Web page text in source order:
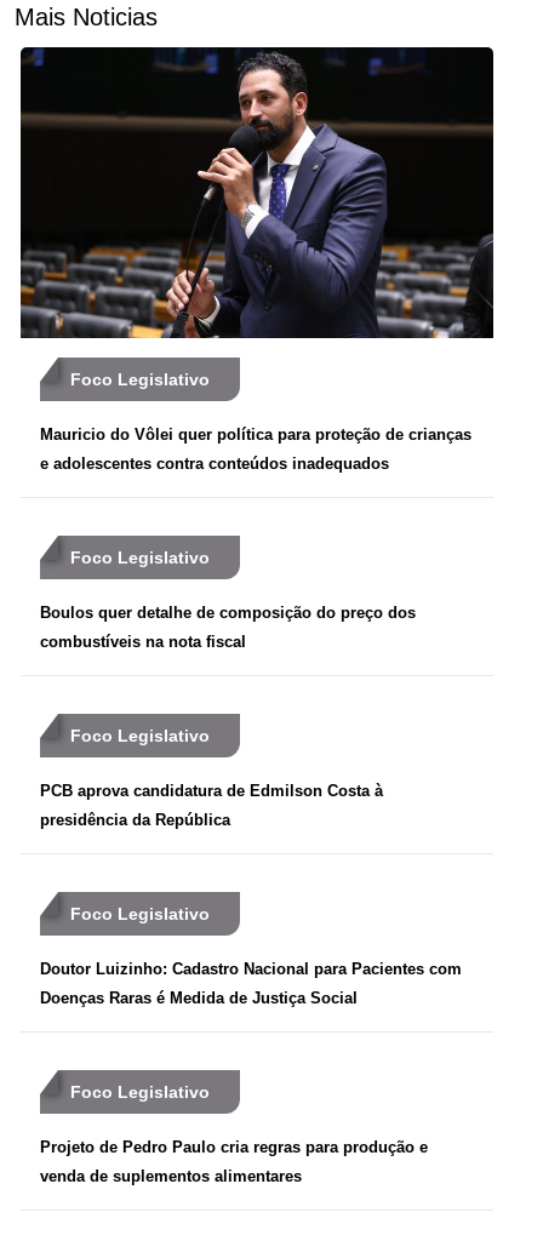
Mais Noticias
Foco Legislativo
Mauricio do Vôlei quer política para proteção de crianças
e adolescentes contra conteúdos inadequados
Foco Legislativo
Boulos quer detalhe de composição do preço dos
combustíveis na nota fiscal
Foco Legislativo
PCB aprova candidatura de Edmilson Costa à
presidência da República
Foco Legislativo
Doutor Luizinho: Cadastro Nacional para Pacientes com
Doenças Raras é Medida de Justiça Social
Foco Legislativo
Projeto de Pedro Paulo cria regras para produção e
venda de suplementos alimentares